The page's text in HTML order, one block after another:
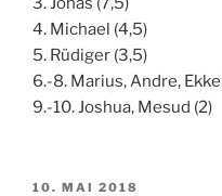
4. Michael (4,5)
5. Rüdiger (3,5)
6.-8. Marius, Andre,
9.-10. Joshua, Mesud (2)
VERÖFFENTLICHT
10. MAI 2018